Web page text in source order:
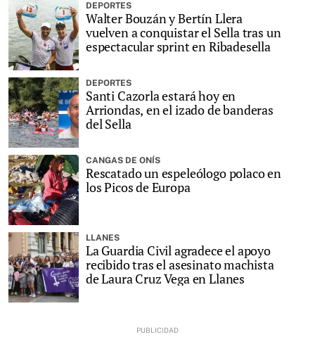
DEPORTES
Walter Bouzán y Bertín Llera
vuelven a conquistar el Sella tras un
espectacular sprint en Ribadesella
DEPORTES
Santi Cazorla estará hoy en
Arriondas, en el izado de banderas
del Sella
CANGAS DE ONÍS
Rescatado un espeleólogo polaco en
los Picos de Europa
LLANES
La Guardia Civil agradece el apoyo
recibido tras el asesinato machista
de Laura Cruz Vega en Llanes